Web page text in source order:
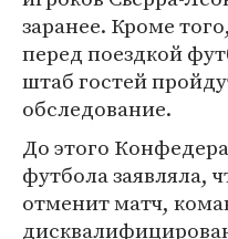
заранее. Кроме
перед поездкой
штаб гостей
обследование.
До этого
футбола заявляла,
отменит матч,